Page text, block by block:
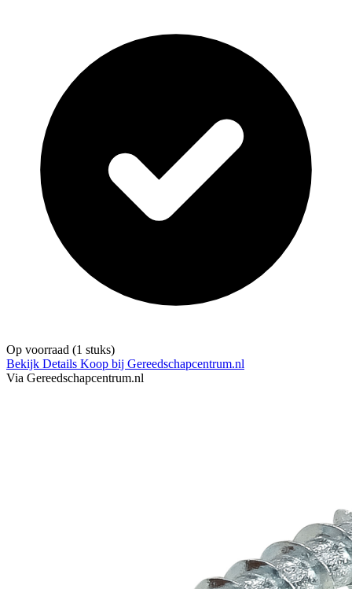
Op voorraad (1 stuks)
Bekijk Details Koop bij Gereedschapcentrum.nl
Via Gereedschapcentrum.nl